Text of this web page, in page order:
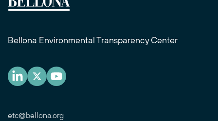
Bellona Environmental Transparency Center
etc@bellona.org